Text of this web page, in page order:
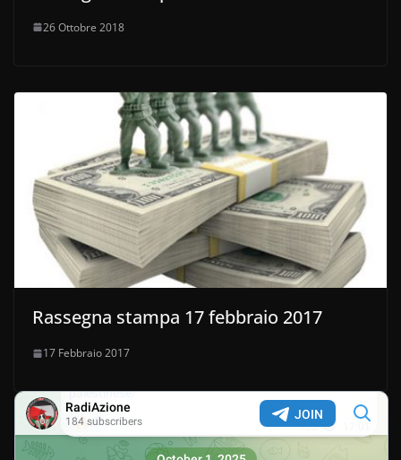
26 Ottobre 2018
Rassegna stampa 17 febbraio 2017
17 Febbraio 2017